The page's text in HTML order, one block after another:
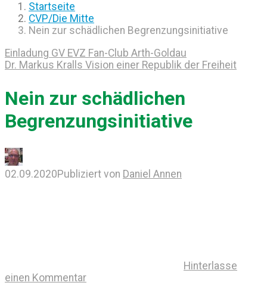
Startseite
CVP/Die Mitte
Nein zur schädlichen Begrenzungsinitiative
Einladung GV EVZ Fan-Club Arth-Goldau
Dr. Markus Kralls Vision einer Republik der Freiheit
Nein zur schädlichen
Begrenzungsinitiative
02.09.2020Publiziert von Daniel Annen
Hinterlasse
einen Kommentar